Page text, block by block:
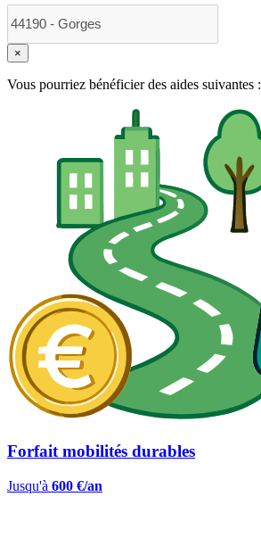
×
Vous pourriez bénéficier des aides suivantes :
Forfait mobilités durables
Jusqu'à 600 €/an